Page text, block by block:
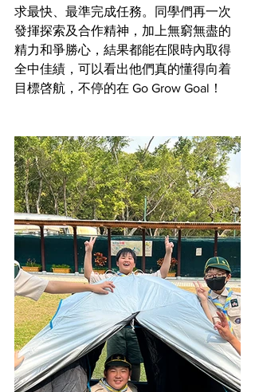
求最快、最準完成任務。同學們再一次
發揮探索及合作精神，加上無窮無盡的
精力和爭勝心，結果都能在限時內取得
全中佳績，可以看出他們真的懂得向着
目標啓航，不停的在 Go Grow Goal！